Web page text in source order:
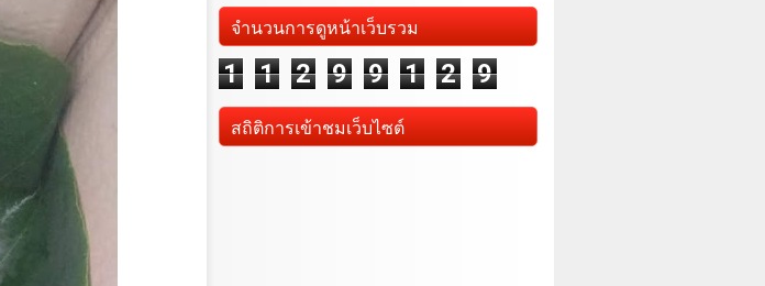
จำนวนการดูหน้าเว็บรวม
1 1 2 9 9 1 2 9
สถิติการเข้าชมเว็บไซต์